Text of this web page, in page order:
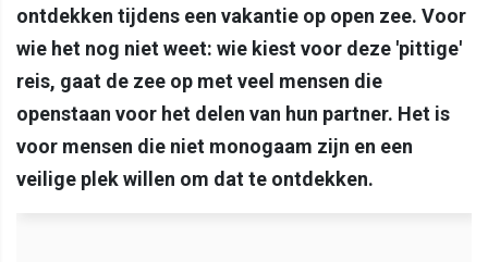
ontdekken tijdens een vakantie op open zee. Voor
wie het nog niet weet: wie kiest voor deze 'pittige'
reis, gaat de zee op met veel mensen die
openstaan voor het delen van hun partner. Het is
voor mensen die niet monogaam zijn en een
veilige plek willen om dat te ontdekken.